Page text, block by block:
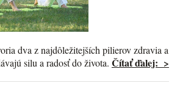
dva z najdôležitejších pilierov zdravia a
silu a radosť do života. Čítať ďalej: >